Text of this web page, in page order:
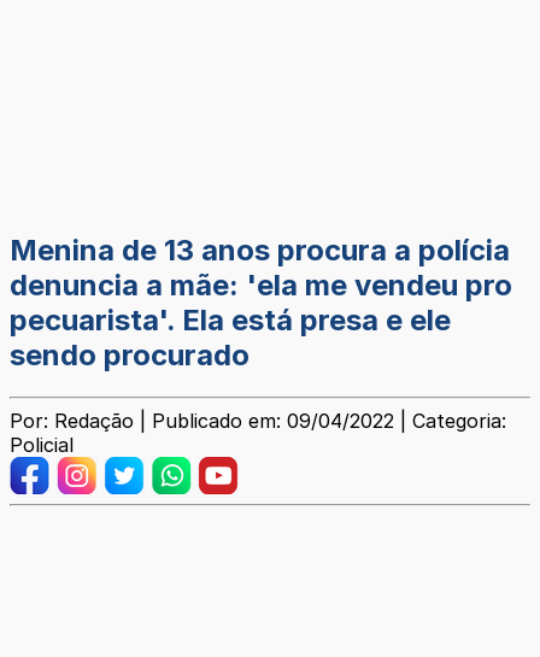
Menina de 13 anos procura a polícia
denuncia a mãe: 'ela me vendeu pro
pecuarista'. Ela está presa e ele
sendo procurado
Por: Redação | Publicado em: 09/04/2022 | Categoria:
Policial